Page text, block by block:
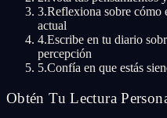
3.Reflexiona sobre cómo
actual
4.Escribe en tu diario
percepción
5.Confía en que estás
Obtén Tu Lectura